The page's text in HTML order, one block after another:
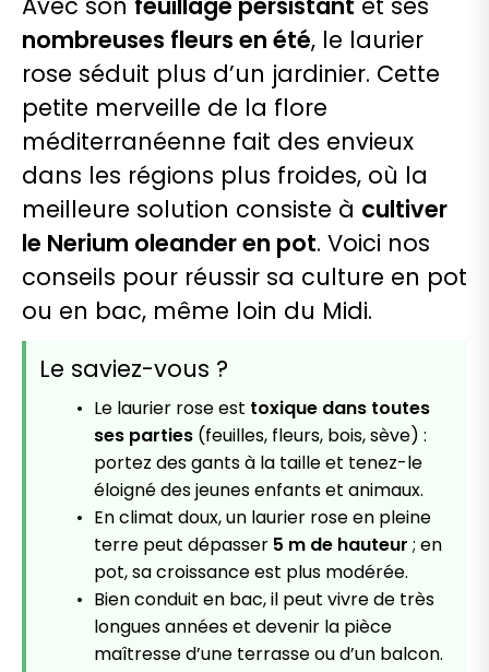
nombreuses fleurs en été, le laurier
rose séduit plus d’un jardinier. Cette
petite merveille de la flore
méditerranéenne fait des envieux
dans les régions plus froides, où la
meilleure solution consiste à cultiver
le Nerium oleander en pot. Voici nos
conseils pour réussir sa culture en pot
ou en bac, même loin du Midi.
Le saviez-vous ?
Le laurier rose est toxique dans toutes
ses parties (feuilles, fleurs, bois, sève) :
portez des gants à la taille et tenez-le
éloigné des jeunes enfants et animaux.
En climat doux, un laurier rose en pleine
terre peut dépasser 5 m de hauteur ; en
pot, sa croissance est plus modérée.
Bien conduit en bac, il peut vivre de très
longues années et devenir la pièce
maîtresse d’une terrasse ou d’un balcon.